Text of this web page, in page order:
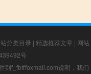
分类目录 | 精选推荐文章 | 网站
号
到f_fb#foxmail.com说明，我们